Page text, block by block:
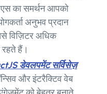
का समर्थन आपको
अनुभव प्रदान
विज़िटर अधिक
हैं।
डेवलपमेंट सर्विसेज़
और इंटरैक्टिव वेब